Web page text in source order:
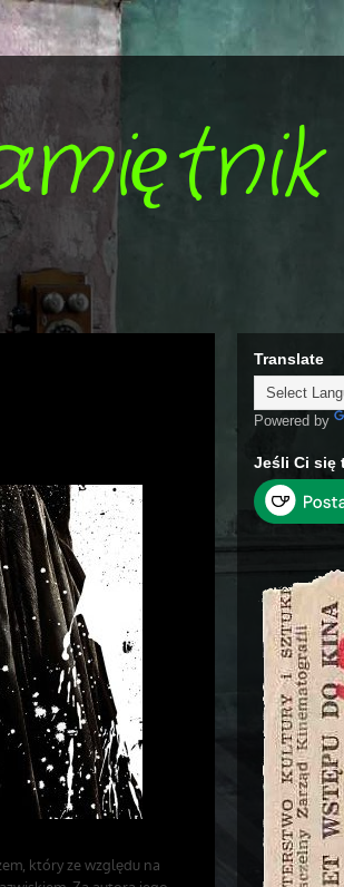
Translate
Powered by
Jeśli Ci się